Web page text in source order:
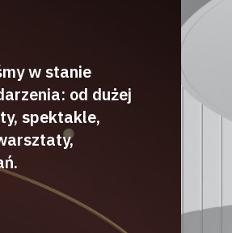
w stanie
od dużej
spektakle,